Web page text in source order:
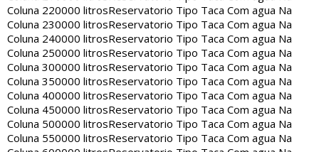
Coluna 220000 litrosReservatorio Tipo Taca Com agua Na
Coluna 230000 litrosReservatorio Tipo Taca Com agua Na
Coluna 240000 litrosReservatorio Tipo Taca Com agua Na
Coluna 250000 litrosReservatorio Tipo Taca Com agua Na
Coluna 300000 litrosReservatorio Tipo Taca Com agua Na
Coluna 350000 litrosReservatorio Tipo Taca Com agua Na
Coluna 400000 litrosReservatorio Tipo Taca Com agua Na
Coluna 450000 litrosReservatorio Tipo Taca Com agua Na
Coluna 500000 litrosReservatorio Tipo Taca Com agua Na
Coluna 550000 litrosReservatorio Tipo Taca Com agua Na